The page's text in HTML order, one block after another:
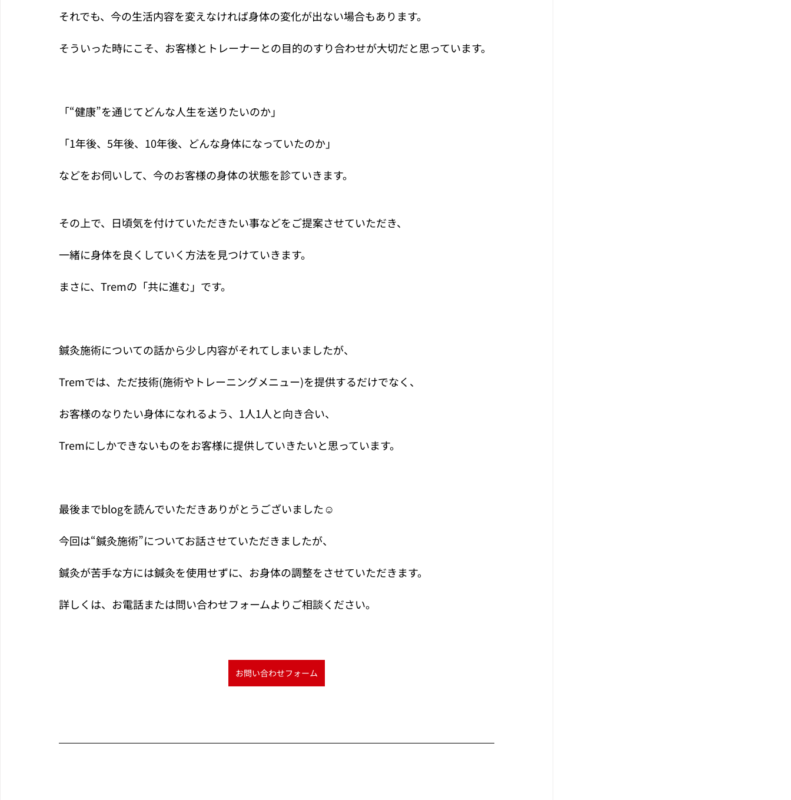
それでも、今の生活内容を変えなければ身体の変化が出ない場合もあります。
そういった時にこそ、お客様とトレーナーとの目的のすり合わせが大切だと思っています。
「“健康”を通じてどんな人生を送りたいのか」
「1年後、5年後、10年後、どんな身体になっていたのか」
などをお伺いして、今のお客様の身体の状態を診ていきます。
その上で、日頃気を付けていただきたい事などをご提案させていただき、
一緒に身体を良くしていく方法を見つけていきます。
まさに、Tremの「共に進む」です。
鍼灸施術についての話から少し内容がそれてしまいましたが、
Tremでは、ただ技術(施術やトレーニングメニュー)を提供するだけでなく、
お客様のなりたい身体になれるよう、1人1人と向き合い、
Tremにしかできないものをお客様に提供していきたいと思っています。
最後までblogを読んでいただきありがとうございました☺
今回は“鍼灸施術”についてお話させていただきましたが、
鍼灸が苦手な方には鍼灸を使用せずに、お身体の調整をさせていただきます。
詳しくは、お電話または問い合わせフォームよりご相談ください。
お問い合わせフォーム